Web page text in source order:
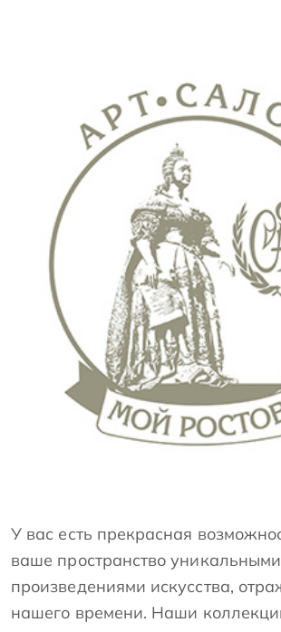
У вас есть прекрасная
ваше пространство уникальными
произведениями искусства,
нашего времени. Наши